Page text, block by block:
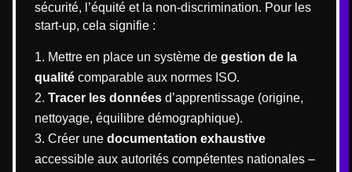
sécurité, l’équité et la non-discrimination. Pour les
start-up, cela signifie :
Mettre en place un système de gestion de la
qualité comparable aux normes ISO.
Tracer les données d’apprentissage (origine,
nettoyage, équilibre démographique).
Créer une documentation exhaustive
accessible aux autorités compétentes nationales –